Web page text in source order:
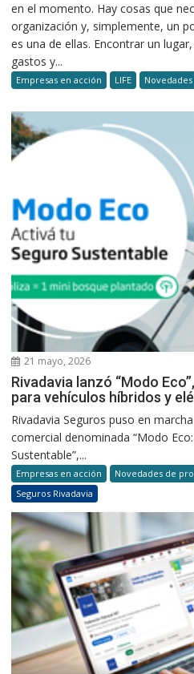
en el momento. Hay cosas que
organización y, simplemente, un
es una de ellas. Encontrar un
gastos y...
Empresas en acción LIFE
21 mayo, 2026
Rivadavia lanzó “Modo
para vehículos híbridos y
Rivadavia Seguros puso en
comercial denominada “Modo
Sustentable”,...
Empresas en acción
Novedades de
Seguros Rivadavia